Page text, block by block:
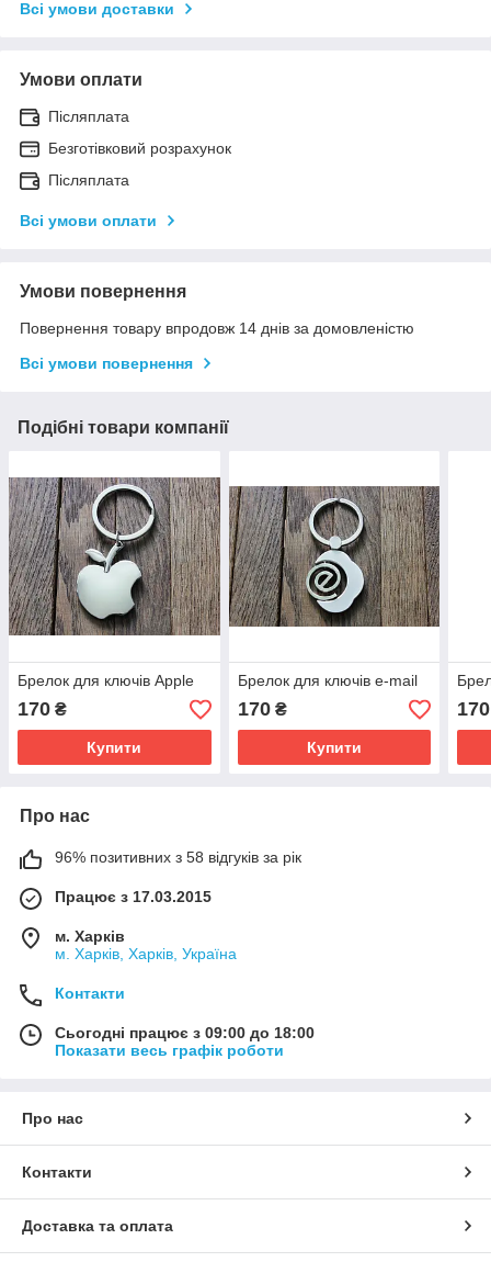
Всі умови доставки
Умови оплати
Післяплата
Безготівковий розрахунок
Післяплата
Всі умови оплати
Умови повернення
Повернення товару впродовж 14 днів за домовленістю
Всі умови повернення
Подібні товари компанії
Брелок для ключів Apple
170 ₴
Купити
Брелок для ключів e-mail
170₴
Купити
170
Про нас
96% позитивних з 58 відгуків за рік
Працює з 17.03.2015
м. Харків
м. Харків, Харків, Україна
Контакти
Сьогодні працює з 09:00 до 18:00
Показати весь графік роботи
Про нас
Контакти
Доставка та оплата